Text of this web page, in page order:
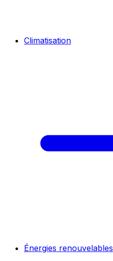
Climatisation
Énergies renouvelables